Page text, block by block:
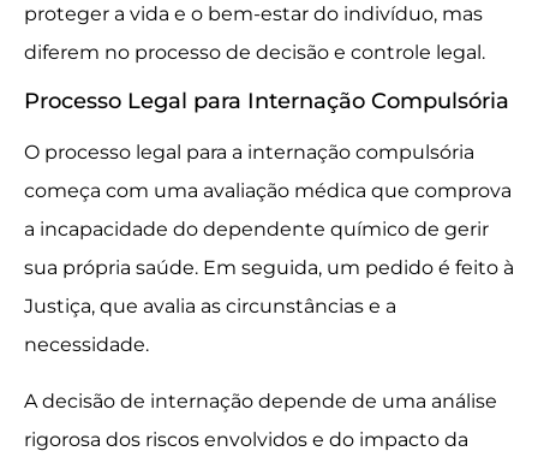
proteger a vida e o bem-estar do indivíduo, mas
diferem no processo de decisão e controle legal.
Processo Legal para Internação Compulsória
O processo legal para a internação compulsória
começa com uma avaliação médica que comprova
a incapacidade do dependente químico de gerir
sua própria saúde. Em seguida, um pedido é feito à
Justiça, que avalia as circunstâncias e a
necessidade.
A decisão de internação depende de uma análise
rigorosa dos riscos envolvidos e do impacto da